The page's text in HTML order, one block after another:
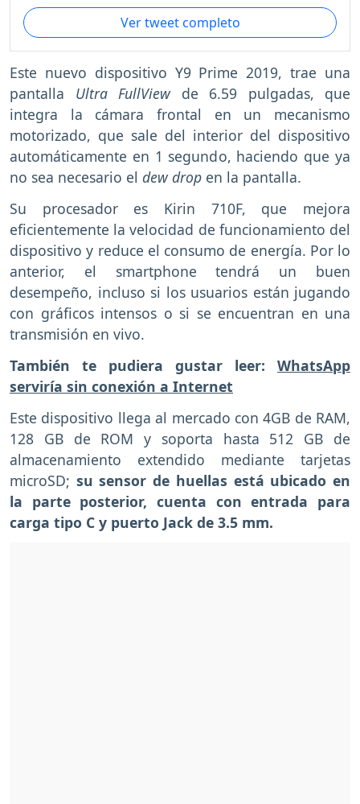
Ver tweet completo
Este nuevo dispositivo Y9 Prime 2019, trae una
pantalla Ultra FullViewde 6.59 pulgadas, que
integra la cámara frontal en un mecanismo
motorizado, que sale del interior del dispositivo
automáticamente en 1 segundo, haciendo que ya
no sea necesario el dew drop en la pantalla.
Su procesador es Kirin 710F, que mejora
eficientemente la velocidad de funcionamiento del
dispositivo y reduce el consumo de energía. Por lo
anterior, el smartphone tendrá un buen
desempeño, incluso si los usuarios están jugando
con gráficos intensos o si se encuentran en una
transmisión en vivo.
También te pudiera gustar leer: WhatsApp
serviría sin conexión a Internet
Este dispositivo llega al mercado con 4GB de RAM,
128 GB de ROM y soporta hasta 512 GB de
almacenamiento extendido mediante tarjetas
microSD; su sensor de huellas está ubicado en
la parte posterior, cuenta con entrada para
carga tipo C y puerto Jack de 3.5 mm.